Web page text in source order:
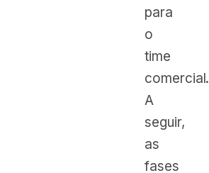
para
o
time
comercial.
A
seguir,
as
fases